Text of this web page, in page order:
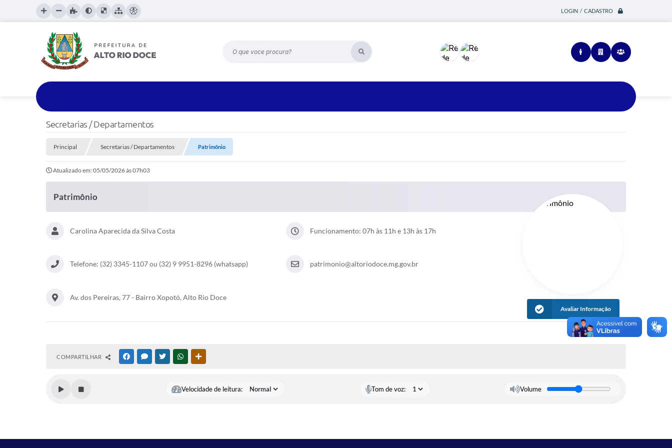
LOGIN / CADASTRO
O que voce procura?
Secretarias / Departamentos
Principal Secretarias / Departamentos Patrimônio
Atualizado em: 05/05/2026 às 07h03
Patrimônio
Carolina Aparecida da Silva Costa Funcionamento: 07h às 11h e 13h às 17h
Telefone: (32) 3345-1107 ou (32) 9 9951-8296 (whatsapp) patrimonio@altoriodoce.mg.gov.br
Av. dos Pereiras, 77 - Bairro Xopotó, Alto Rio Doce
Avaliar Informação
COMPARTILHAR FACEBOOKMESSENGER
TWITTERWHATSAPP
Velocidade de leitura: Tom de voz: Volume